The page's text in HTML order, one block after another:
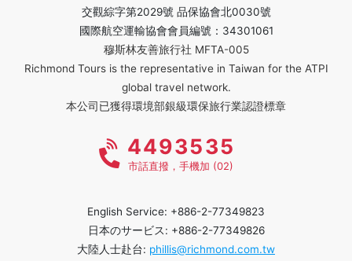
交觀綜字第2029號 品保協會北0030號
國際航空運輸協會會員編號：34301061
穆斯林友善旅行社 MFTA-005
Richmond Tours is the representative in Taiwan for the ATPI
global travel network.
本公司已獲得環境部銀級環保旅行業認證標章
4493535
市話直撥，手機加 (02)
English Service: +886-2-77349823
日本のサービス: +886-2-77349826
大陸人士赴台: phillis@richmond.com.tw